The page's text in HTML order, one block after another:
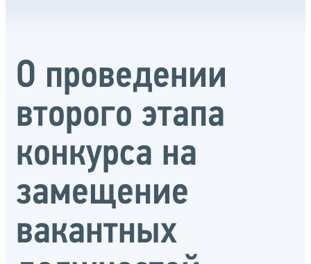
О проведении
второго этапа
конкурса на
замещение
вакантных